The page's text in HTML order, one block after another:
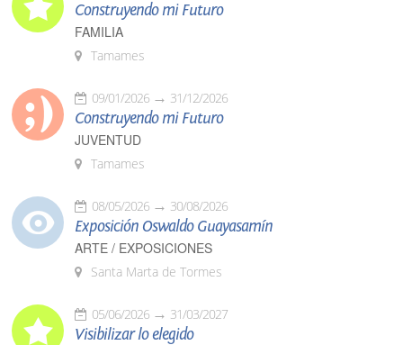
Construyendo mi Futuro
FAMILIA
Tamames
09/01/2026 31/12/2026
Construyendo mi Futuro
JUVENTUD
Tamames
08/05/2026 30/08/2026
Exposición Oswaldo Guayasamín
ARTE / EXPOSICIONES
Santa Marta de Tormes
05/06/2026 31/03/2027
Visibilizar lo elegido